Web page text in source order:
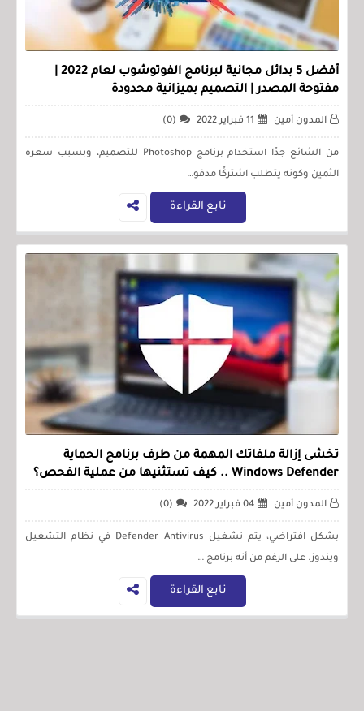
مفتوحة المصدر | التصميم بميزانية محدودة
المدون أمين 11 فبراير 2022 (0)
من الشائع جدًا استخدام برنامج Photoshop للتصميم، وبسبب سعره
الثمين وكونه يتطلب اشتركًا مدفو…
تابع القراءة
تخشى إزالة ملفاتك المهمة من طرف برنامج الحماية
Windows Defender .. كيف تستثنيها من عملية الفحص؟
المدون أمين 04 فبراير 2022 (0)
بشكل افتراضي، يتم تشغيل Defender Antivirus في نظام التشغيل
ويندوز. على الرغم من أنه برنامج …
تابع القراءة